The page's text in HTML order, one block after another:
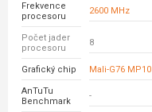
Frekvence
procesoru
2600 MHz
Počet jader
procesoru
8
Grafický chip Mali-G76 MP10
AnTuTu
Benchmark
-